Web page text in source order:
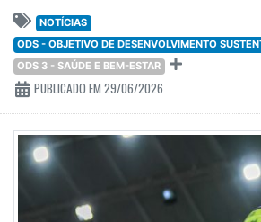
NOTÍCIAS
ODS - OBJETIVO DE DESENVOLVIMENTO
ODS 3 - SAÚDE E BEM-ESTAR
PUBLICADO EM 29/06/2026